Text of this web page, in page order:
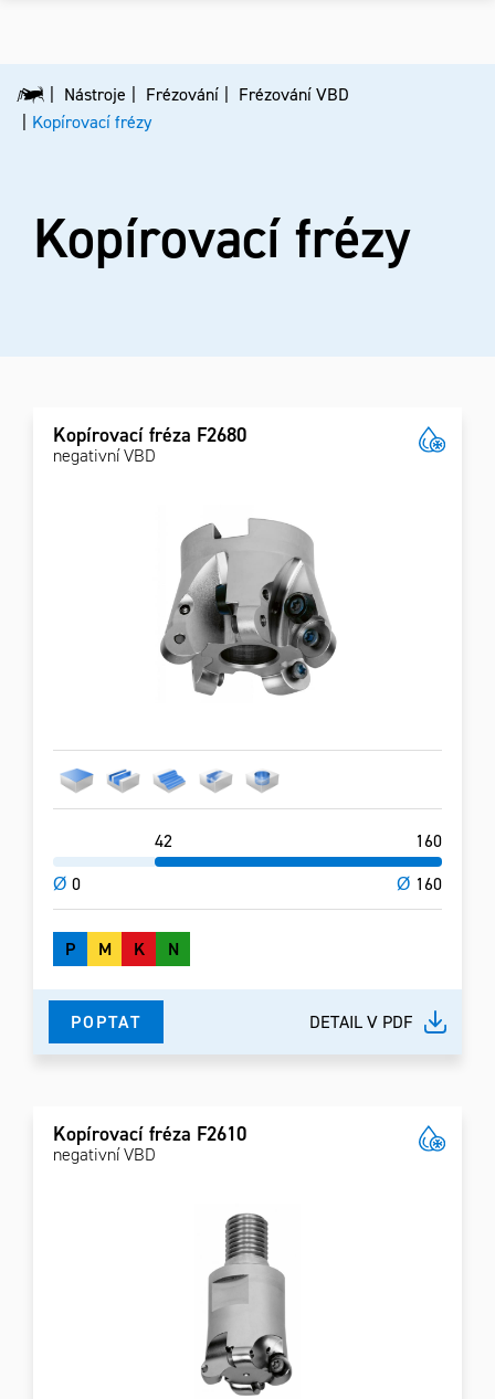
Nástroje Frézování
Frézování VBD
Kopírovací frézy
Kopírovací frézy
Kopírovací fréza F2680
negativní VBD
Ø 0 Ø 160
42 160
P M K N
POPTAT DETAIL V PDF
Kopírovací fréza F2610
negativní VBD